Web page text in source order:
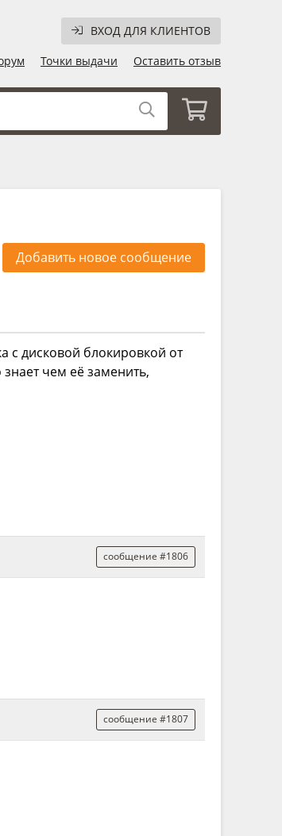
ВХОД ДЛЯ КЛИЕНТОВ
Точки выдачи Оставить отзыв
Добавить новое сообщение
с дисковой блокировкой от
чем её заменить,
сообщение #1806
сообщение #1807